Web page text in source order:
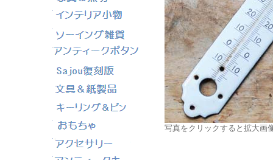
写真をクリックすると拡大画